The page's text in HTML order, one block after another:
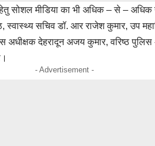
सोशल मीडिया का भी अधिक – से – अधिक
सचिव डॉ. आर राजेश कुमार, उप
अधीक्षक देहरादून अजय कुमार, वरिष्ठ
- Advertisement -